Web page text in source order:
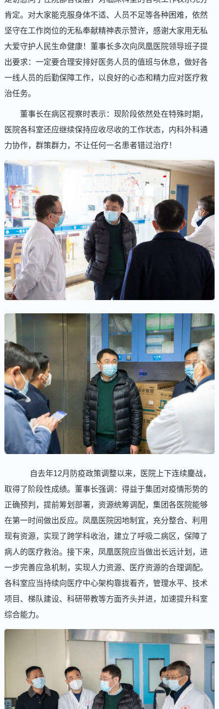
肯定。对大家能克服身体不适、人员不足等各种困难，依然
坚守在工作岗位的无私奉献精神表示赞许，感谢大家用无私
大爱守护人民生命健康！董事长多次向凤凰医院领导班子提
出要求：一定要合理安排好医务人员的值班与休息，做好各
一线人员的后勤保障工作，以良好的心态和精力应对医疗救
治任务。
董事长在病区视察时表示：现阶段依然处在特殊时期，
医院各科室还应继续保持应收尽收的工作状态，内科外科通
力协作，群策群力，不让任何一名患者错过治疗！
自去年12月防疫政策调整以来，医院上下连续鏖战，
取得了阶段性成绩。董事长强调：得益于集团对疫情形势的
正确预判，提前筹划部署，资源统筹调配，集团各医院能够
在第一时间做出反应。凤凰医院因地制宜，充分整合、利用
现有资源，实现了跨学科收治，建立了呼吸二病区，保障了
病人的医疗救治。接下来，凤凰医院应当做出长远计划，进
一步完善应急机制，实现人力资源、医疗资源的合理调配。
各科室应当持续向医疗中心架构靠拢看齐，管理水平、技术
项目、梯队建设、科研带教等方面齐头并进，加速提升科室
综合能力。